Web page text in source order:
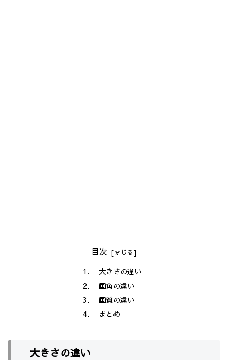
目次
大きさの違い
画角の違い
画質の違い
まとめ
大きさの違い